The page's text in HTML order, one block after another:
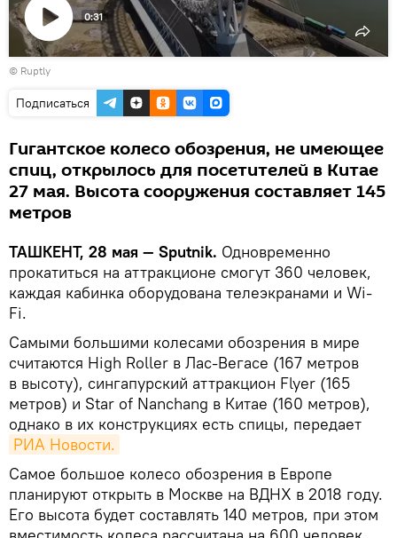
Воспроизвести
видео
0:31
© Ruptly
Подписаться
Гигантское колесо обозрения, не имеющее
спиц, открылось для посетителей в Китае
27 мая. Высота сооружения составляет 145
метров
ТАШКЕНТ, 28 мая — Sputnik. Одновременно
прокатиться на аттракционе смогут 360 человек,
каждая кабинка оборудована телеэкранами и Wi-
Fi.
Самыми большими колесами обозрения в мире
считаются High Roller в Лас-Вегасе (167 метров
в высоту), сингапурский аттракцион Flyer (165
метров) и Star of Nanchang в Китае (160 метров),
однако в их конструкциях есть спицы, передает
РИА Новости.
Самое большое колесо обозрения в Европе
планируют открыть в Москве на ВДНХ в 2018 году.
Его высота будет составлять 140 метров, при этом